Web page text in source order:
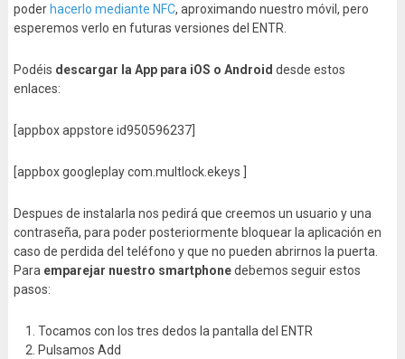
poderhacerlo mediante NFC, aproximando nuestro móvil, pero
esperemos verlo en futuras versiones del ENTR.
Podéis descargar la App para iOS o Android desde estos
enlaces:
[appbox appstore id950596237]
[appbox googleplay com.multlock.ekeys ]
Despues de instalarla nos pedirá que creemos un usuario y una
contraseña, para poder posteriormente bloquear la aplicación en
caso de perdida del teléfono y que no pueden abrirnos la puerta.
Para emparejar nuestro smartphonedebemos seguir estos
pasos:
Tocamos con los tres dedos la pantalla del ENTR
Pulsamos Add